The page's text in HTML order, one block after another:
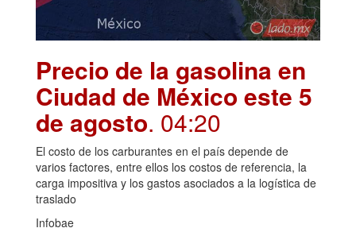
Precio de la gasolina en
Ciudad de México este 5
de agosto. 04:20
El costo de los carburantes en el país depende de
varios factores, entre ellos los costos de referencia, la
carga impositiva y los gastos asociados a la logística de
traslado
Infobae